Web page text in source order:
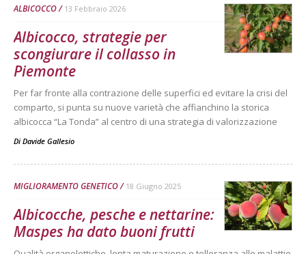
ALBICOCCO 13 Febbraio 2026
Albicocco, strategie per
scongiurare il collasso in
Piemonte
Per far fronte alla contrazione delle superfici ed evitare la crisi del
comparto, si punta su nuove varietà che affianchino la storica
albicocca “La Tonda” al centro di una strategia di valorizzazione
Di Davide Gallesio
MIGLIORAMENTO GENETICO 18 Giugno 2025
Albicocche, pesche e nettarine:
Maspes ha dato buoni frutti